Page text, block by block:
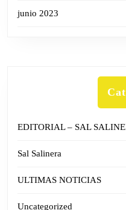
junio 2023
EDITORIAL – SAL
Sal Salinera
ULTIMAS NOTICIAS
Uncategorized